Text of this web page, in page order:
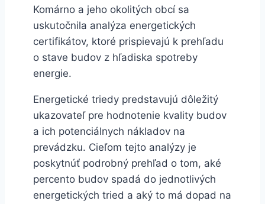
Komárno a jeho okolitých obcí sa
uskutočnila analýza energetických
certifikátov, ktoré prispievajú k prehľadu
o stave budov z hľadiska spotreby
energie.
Energetické triedy predstavujú dôležitý
ukazovateľ pre hodnotenie kvality budov
a ich potenciálnych nákladov na
prevádzku. Cieľom tejto analýzy je
poskytnúť podrobný prehľad o tom, aké
percento budov spadá do jednotlivých
energetických tried a aký to má dopad na